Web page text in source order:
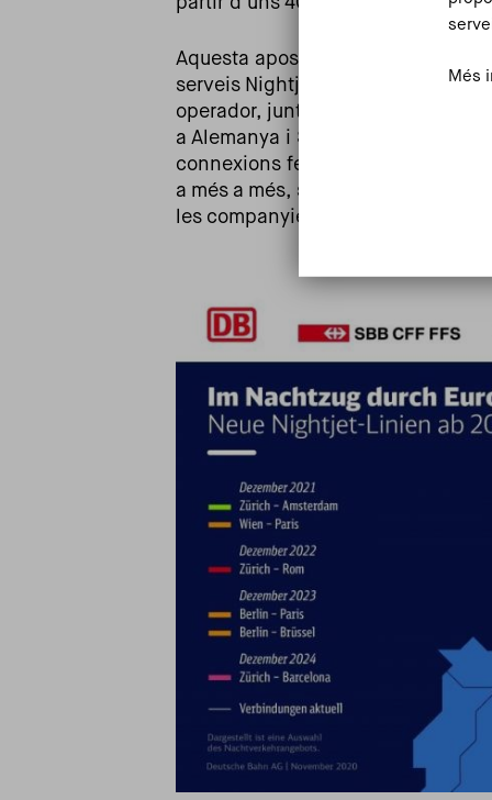
Aquesta aposta es plasma en
serveis Nightjet, serveis nocturns
operador, juntament amb altres
a Alemanya i SNCF a França, va
connexions ferroviàries nocturnes
a més a més, situa Barcelona en
les companyies estimen que es
Més